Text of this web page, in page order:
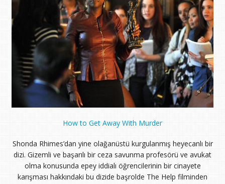
How to Get Away With Murder
Shonda Rhimes’dan yine olağanüstü kurgulanmış heyecanlı bir
dizi. Gizemli ve başarılı bir ceza savunma profesörü ve avukat
olma konusunda epey iddialı öğrencilerinin bir cinayete
karışması hakkındaki bu dizide başrolde The Help filminden